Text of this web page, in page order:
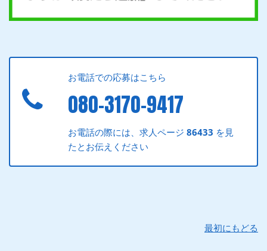
お電話での応募はこちら
080-3170-9417
お電話の際には、求人ページ86433 を見
たとお伝えください
最初にもどる